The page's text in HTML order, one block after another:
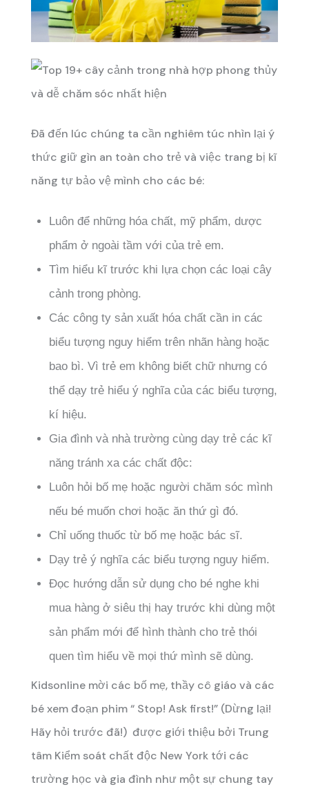
Đã đến lúc chúng ta cần nghiêm túc nhìn lại ý
thức giữ gìn an toàn cho trẻ và việc trang bị kĩ
năng tự bảo vệ mình cho các bé:
Luôn để những hóa chất, mỹ phẩm, dược
phẩm ở ngoài tầm với của trẻ em.
Tìm hiểu kĩ trước khi lựa chọn các loại cây
cảnh trong phòng.
Các công ty sản xuất hóa chất cần in các
biểu tượng nguy hiểm trên nhãn hàng hoặc
bao bì. Vì trẻ em không biết chữ nhưng có
thể dạy trẻ hiểu ý nghĩa của các biểu tượng,
kí hiệu.
Gia đình và nhà trường cùng dạy trẻ các kĩ
năng tránh xa các chất độc:
Luôn hỏi bố mẹ hoặc người chăm sóc mình
nếu bé muốn chơi hoặc ăn thứ gì đó.
Chỉ uống thuốc từ bố mẹ hoặc bác sĩ.
Dạy trẻ ý nghĩa các biểu tượng nguy hiểm.
Đọc hướng dẫn sử dụng cho bé nghe khi
mua hàng ở siêu thị hay trước khi dùng một
sản phẩm mới để hình thành cho trẻ thói
quen tìm hiểu về mọi thứ mình sẽ dùng.
Kidsonline mời các bố mẹ, thầy cô giáo và các
bé xem đoạn phim “ Stop! Ask first!” (Dừng lại!
Hãy hỏi trước đã!) được giới thiệu bởi Trung
tâm Kiểm soát chất độc New York tới các
trường học và gia đình như một sự chung tay